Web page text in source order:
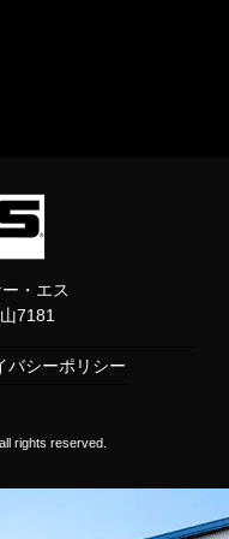
・エス
7181
バシーポリシー
rights reserved.